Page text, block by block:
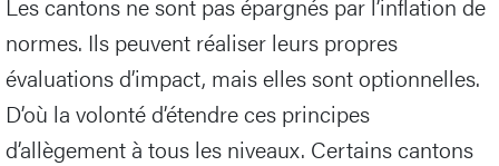
normes. Ils peuvent réaliser leurs propres
évaluations d’impact, mais elles sont optionnelles.
D’où la volonté d’étendre ces principes
d’allègement à tous les niveaux. Certains cantons